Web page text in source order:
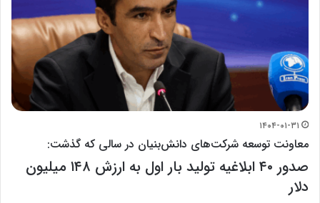
۱۴۰۴-۰۱-۳۱
معاونت توسعه شرکت‌های دانش‌بنیان در سالی که گذشت:
صدور ۴۰ ابلاغیه تولید بار اول به ارزش ۱۴۸ میلیون
دلار